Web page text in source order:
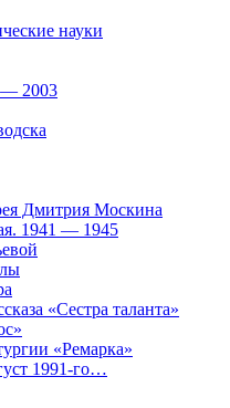
науки
— 2003
Дмитрия Москина
1941 — 1945
«Сестра таланта»
«Ремарка»
1991-го…